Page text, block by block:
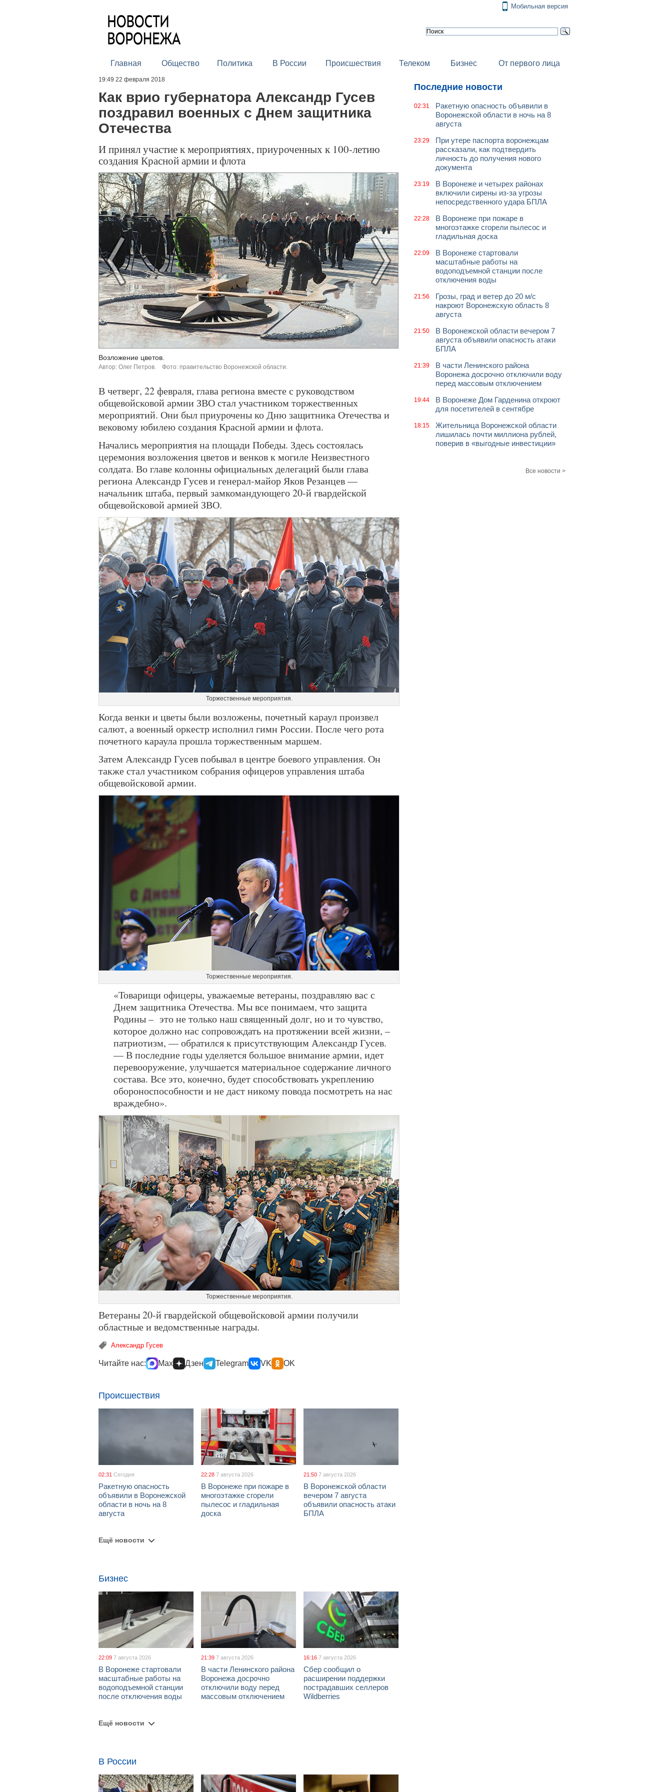
Мобильная версия
Главная Общество Политика В России Происшествия Телеком Бизнес От первого лица
19:49 22 февраля 2018
Как врио губернатора Александр Гусев
поздравил военных с Днем защитника
Отечества
И принял участие к мероприятиях, приуроченных к 100-летию
создания Красной армии и флота
Возложение цветов.
Автор: Олег Петров. Фото: правительство Воронежской области.
В четверг, 22 февраля, глава региона вместе с руководством
общевойсковой армии ЗВО стал участником торжественных
мероприятий. Они был приурочены ко Дню защитника Отечества и
вековому юбилею создания Красной армии и флота.
Начались мероприятия на площади Победы. Здесь состоялась
церемония возложения цветов и венков к могиле Неизвестного
солдата. Во главе колонны официальных делегаций были глава
региона Александр Гусев и генерал-майор Яков Резанцев —
начальник штаба, первый замкомандующего 20-й гвардейской
общевойсковой армией ЗВО.
Торжественные мероприятия.
Когда венки и цветы были возложены, почетный караул произвел
салют, а военный оркестр исполнил гимн России. После чего рота
почетного караула прошла торжественным маршем.
Затем Александр Гусев побывал в центре боевого управления. Он
также стал участником собрания офицеров управления штаба
общевойсковой армии.
Торжественные мероприятия.
«Товарищи офицеры, уважаемые ветераны, поздравляю вас с
Днем защитника Отечества. Мы все понимаем, что защита
Родины – это не только наш священный долг, но и то чувство,
которое должно нас сопровождать на протяжении всей жизни, –
патриотизм, — обратился к присутствующим Александр Гусев.
— В последние годы уделяется большое внимание армии, идет
перевооружение, улучшается материальное содержание личного
состава. Все это, конечно, будет способствовать укреплению
обороноспособности и не даст никому повода посмотреть на нас
враждебно».
Торжественные мероприятия.
Ветераны 20-й гвардейской общевойсковой армии получили
областные и ведомственные награды.
Александр Гусев
Читайте нас: Max Дзен Telegram VK OK
Происшествия
02:31 Сегодня
Ракетную опасность
объявили в Воронежской
области в ночь на 8
августа
22:28 7 августа 2026
В Воронеже при пожаре в
многоэтажке сгорели
пылесос и гладильная
доска
21:50 7 августа 2026
В Воронежской области
вечером 7 августа
объявили опасность атаки
БПЛА
Ещё новости
Бизнес
22:09 7 августа 2026
В Воронеже стартовали
масштабные работы на
водоподъемной станции
после отключения воды
21:39 7 августа 2026
В части Ленинского района
Воронежа досрочно
отключили воду перед
массовым отключением
16:16 7 августа 2026
Сбер сообщил о
расширении поддержки
пострадавших селлеров
Wildberries
Ещё новости
В России
Последние новости
02:31
Ракетную опасность объявили в
Воронежской области в ночь на 8
августа
23:29
При утере паспорта воронежцам
рассказали, как подтвердить
личность до получения нового
документа
23:19
В Воронеже и четырех районах
включили сирены из-за угрозы
непосредственного удара БПЛА
22:28
В Воронеже при пожаре в
многоэтажке сгорели пылесос и
гладильная доска
22:09
В Воронеже стартовали
масштабные работы на
водоподъемной станции после
отключения воды
21:56
Грозы, град и ветер до 20 м/с
накроют Воронежскую область 8
августа
21:50
В Воронежской области вечером 7
августа объявили опасность атаки
БПЛА
21:39
В части Ленинского района
Воронежа досрочно отключили воду
перед массовым отключением
19:44
В Воронеже Дом Гарденина откроют
для посетителей в сентябре
18:15
Жительница Воронежской области
лишилась почти миллиона рублей,
поверив в «выгодные инвестиции»
Все новости >